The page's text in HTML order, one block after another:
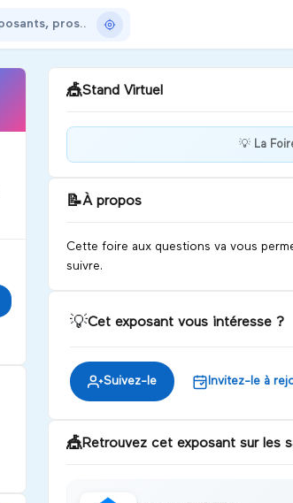
🎪Stand Virtuel
d’apprentissage
💡 La
📝À propos
Cette foire aux questions va vous
suivre.
💡Cet exposant vous intéresse ?
Suivez-le Invitez-le à
🎪Retrouvez cet exposant sur les